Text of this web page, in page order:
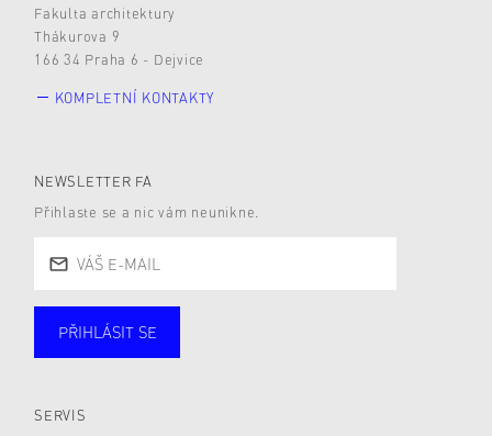
Fakulta architektury
Thákurova 9
166 34 Praha 6 - Dejvice
KOMPLETNÍ KONTAKTY
NEWSLETTER FA
Přihlaste se a nic vám neunikne.
Studující
PŘIHLÁSIT SE
SERVIS